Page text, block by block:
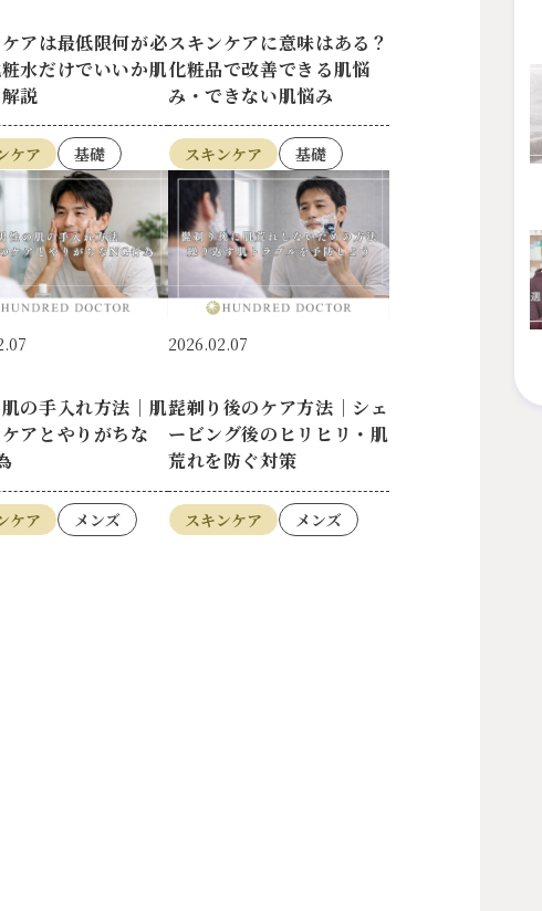
アは最低限何が必
水だけでいいか肌
説
ケア 基礎
スキンケアに意味はある？
化粧品で改善できる肌悩
み・できない肌悩み
スキンケア 基礎
の手入れ方法｜肌
アとやりがちな
ケア メンズ
2026.02.07
髭剃り後のケア方法｜シェ
ービング後のヒリヒリ・肌
荒れを防ぐ対策
スキンケア メンズ